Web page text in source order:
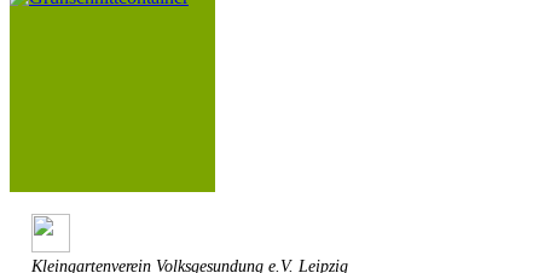
Kleingartenverein Volksgesundung e.V. Leipzig